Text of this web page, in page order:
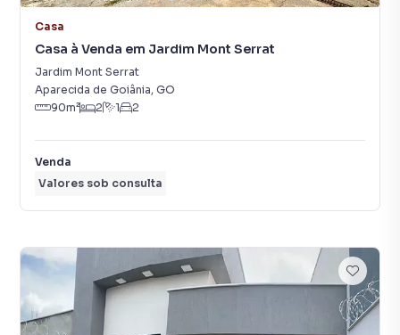
Casa
Casa à Venda em Jardim Mont Serrat
Jardim Mont Serrat
Aparecida de Goiânia, GO
90m² 2 1 2
Venda
Valores sob consulta